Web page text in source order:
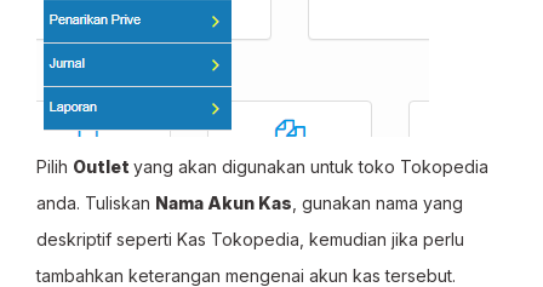
Pilih Outlet yang akan digunakan untuk toko Tokopedia
anda. Tuliskan Nama Akun Kas , gunakan nama yang
deskriptif seperti Kas Tokopedia, kemudian jika perlu
tambahkan keterangan mengenai akun kas tersebut.